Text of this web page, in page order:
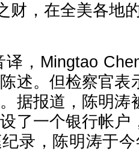
财，在全美各地
，Mingtao
述。但检察官表
据报道，陈明涛
了一个银行帐户
录，陈明涛于